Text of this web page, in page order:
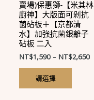
賣場)保惠獅-【米其林
廚神】大版面可剁抗
菌砧板＋【京都清
水】加強抗菌銀離子
砧板 二入
NT$1,590– NT$2,650
請選擇
產
品
頁
選
選